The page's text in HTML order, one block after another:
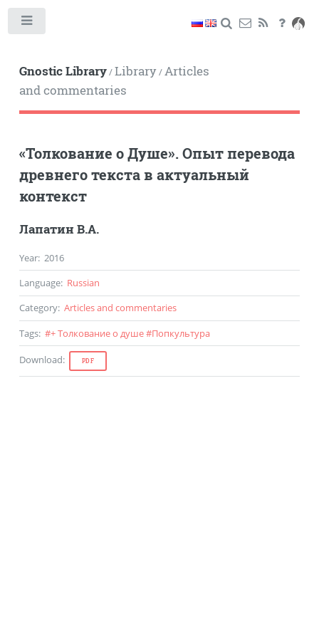
Gnostic Library/Library/Articles
and commentaries
«Толкование о Душе». Опыт перевода
древнего текста в актуальный
контекст
Лапатин В.А.
Year: 2016
Language: Russian
Category: Articles and commentaries
Tags: #+ Толкование о душе#Попкультура
Download: PDF